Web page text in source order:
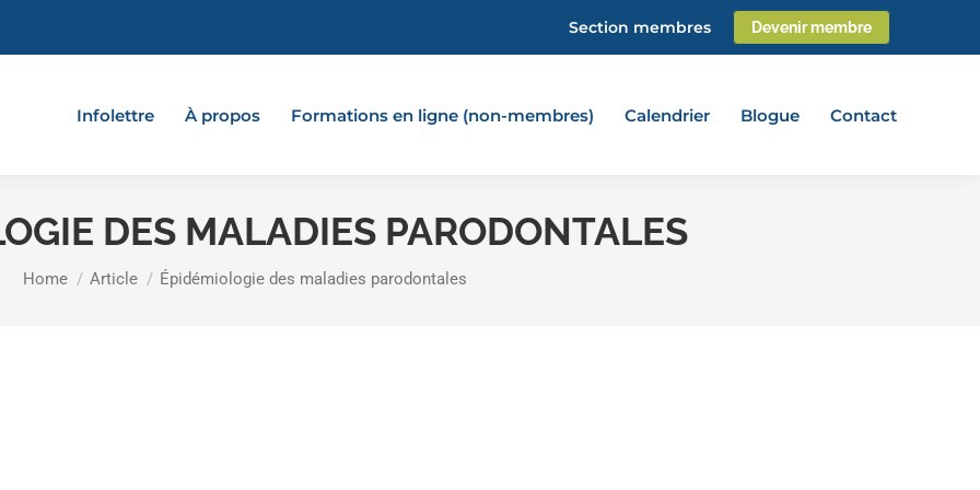
Section membres Devenir membre
Infolettre À propos Formations en ligne (non-membres) Calendrier Blogue Contact
DES MALADIES PARODONTALES
You are here:
Home Article Épidémiologie des maladies parodontales